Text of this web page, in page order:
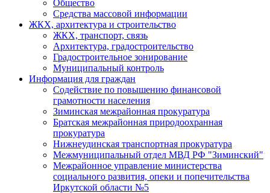
Общество
Средства массовой информации
ЖКХ, архитектура и строительство
ЖКХ, транспорт, связь
Архитектура, градостроительство
Градостроительное зонирование
Муниципальный контроль
Информация для граждан
Содействие по повышению финансовой
грамотности населения
Зиминская межрайонная прокуратура
Братская межрайонная природоохранная
прокуратура
Нижнеудинская транспортная прокуратура
Межмуниципальный отдел МВД РФ "Зиминский"
Межрайонное управление министерства
социального развития, опеки и попечительства
Иркутской области №5